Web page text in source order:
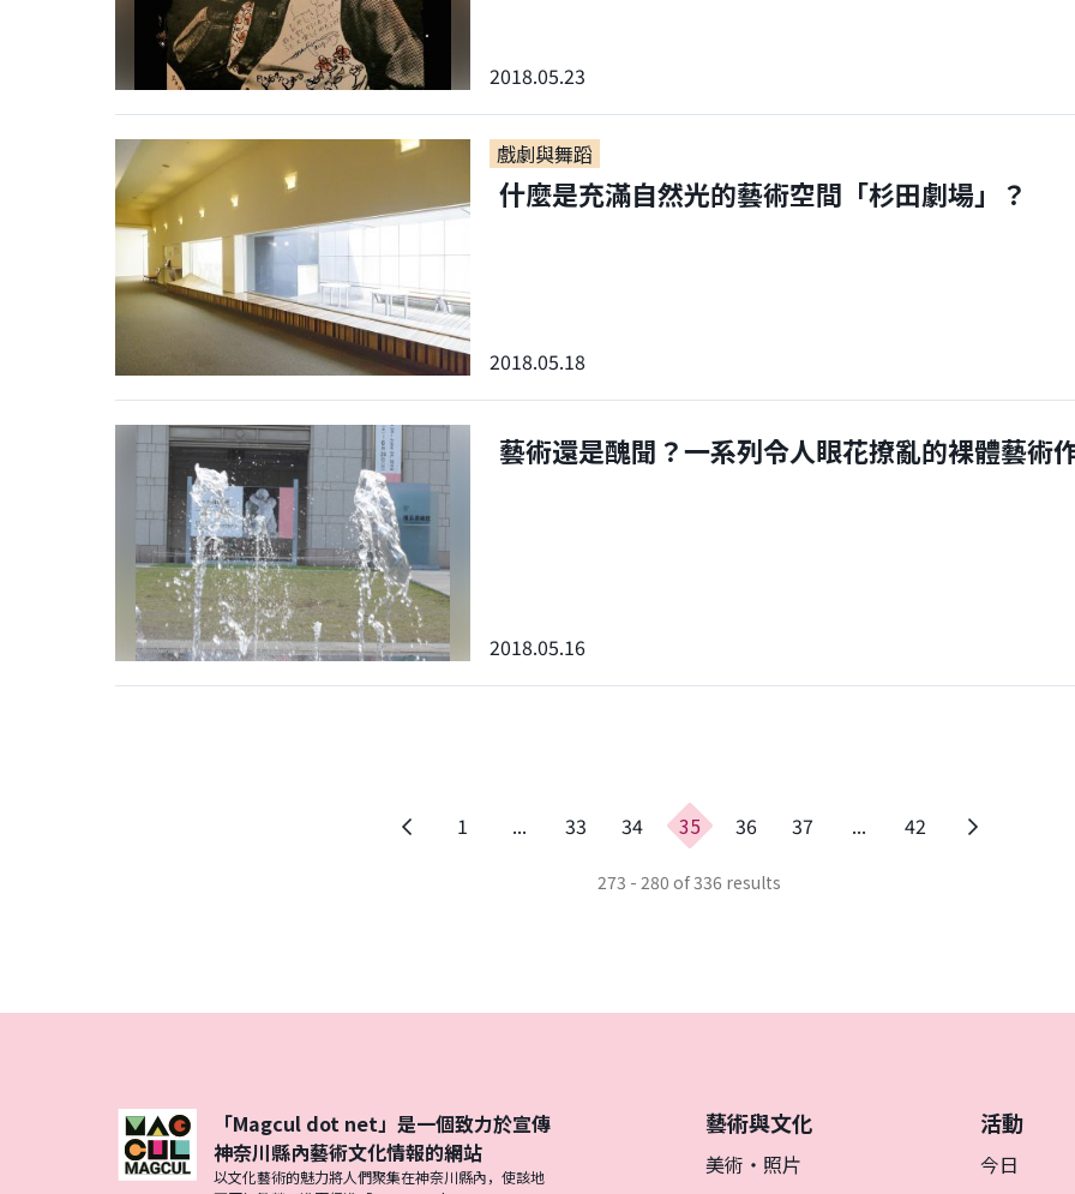
2018.05.23
戲劇與舞蹈
什麼是充滿自然光的藝術空間「杉田劇場」？
2018.05.18
藝術還是醜聞？一系列令人眼花撩亂的裸體藝術
2018.05.16
上
1 ... 33 34 35 36 37 ... 42
273 - 280 of 336 results
藝術與文化
美術・照片
活動
今日
「Magcul dot net」是一個致力於宣傳
神奈川縣內藝術文化情報的網站
以文化藝術的魅力將人們聚集在神奈川縣內，使該地